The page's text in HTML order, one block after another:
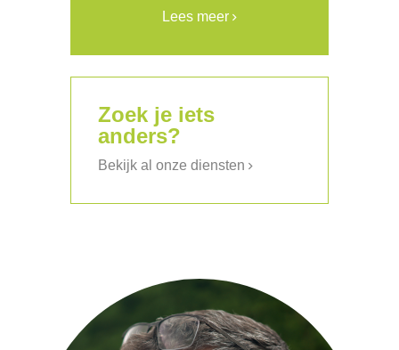
Lees meer
Zoek je iets
anders?
Bekijk al onze diensten